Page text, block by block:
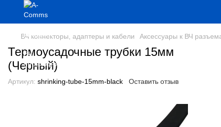
ВЧ коннекторы, адаптеры и кабели Аксессуары к ВЧ
Термоусадочные трубки 15мм
(Черный)
Артикул: shrinking-tube-15mm-black Оставить отзыв